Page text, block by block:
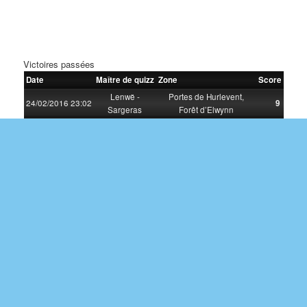
Victoires passées
Date Maître de quizz Zone Score
24/02/2016 23:02
Lenwë -
Sargeras
Portes de Hurlevent,
Forêt d’Elwynn
9